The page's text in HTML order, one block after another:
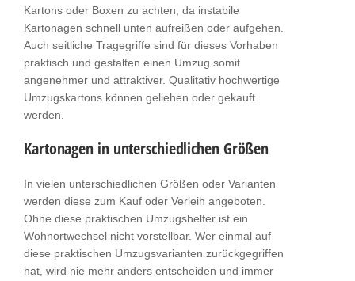
Kartons oder Boxen zu achten, da instabile
Kartonagen schnell unten aufreißen oder aufgehen.
Auch seitliche Tragegriffe sind für dieses Vorhaben
praktisch und gestalten einen Umzug somit
angenehmer und attraktiver. Qualitativ hochwertige
Umzugskartons können geliehen oder gekauft
werden.
Kartonagen in unterschiedlichen Größen
In vielen unterschiedlichen Größen oder Varianten
werden diese zum Kauf oder Verleih angeboten.
Ohne diese praktischen Umzugshelfer ist ein
Wohnortwechsel nicht vorstellbar. Wer einmal auf
diese praktischen Umzugsvarianten zurückgegriffen
hat, wird nie mehr anders entscheiden und immer